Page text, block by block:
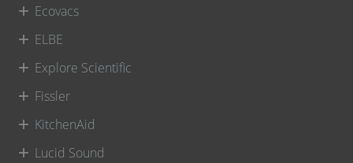
Ecovacs
ELBE
Explore Scientific
Fissler
KitchenAid
Lucid Sound